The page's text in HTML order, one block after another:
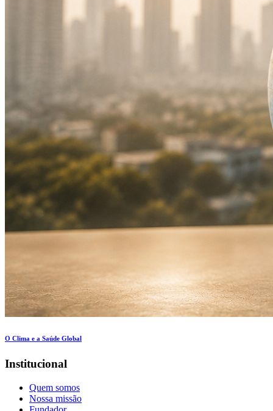
O Clima e a Saúde Global
Institucional
Quem somos
Nossa missão